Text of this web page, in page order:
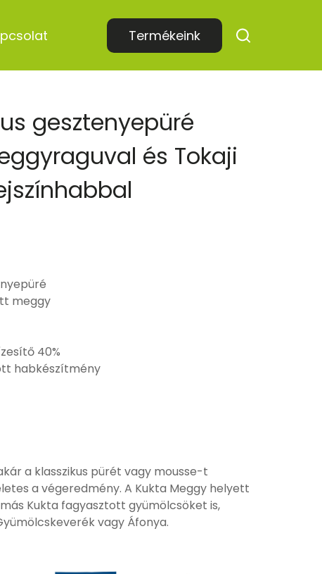
Termékeink
gesztenyepüré
és Tokaji
meggy
40%
habkészítmény
a klasszikus pürét vagy mousse-t
a végeredmény. A Kukta Meggy helyett
Kukta fagyasztott gyümölcsöket is,
vagy Áfonya.